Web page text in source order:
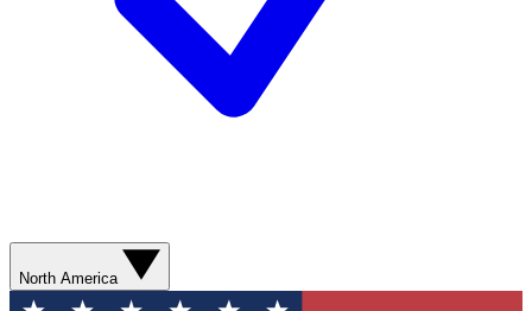
North America